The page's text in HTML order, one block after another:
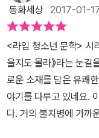
든 배타적이고 폐쇄적
뜨리면서 조금씩 마음을
고, 자신의 생각을 존중
면서 자기도 모르게 경계심이
은 마침내 아버지 앞에
다니기에만 급급했다면,
기 죽지 않고 당당하게
동화세상2017-01-
<라임 청소년 문학> 시
을지도 몰라》라는 눈길
로운 소재를 담은 유쾌
야기를 다루고 있네요.
다. 거의 불치병에 가까